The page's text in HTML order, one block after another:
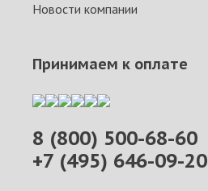
Новости компании
8 (800) 500-68-60
+7 (495) 646-09-20
Принимаем к оплате